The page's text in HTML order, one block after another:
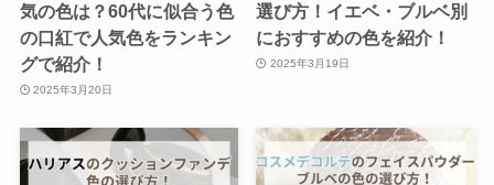
気の色は？60代に似合う色
の口紅で人気色をランキン
グで紹介！
2025年3月20日
選び方！イエベ・ブルベ別
におすすめの色を紹介！
2025年3月19日